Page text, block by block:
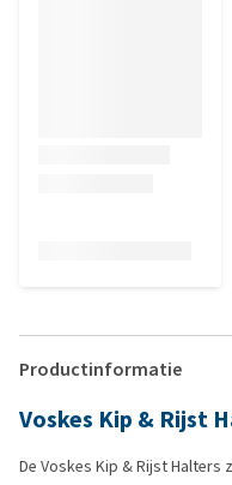
Productinformatie
Voskes Kip & Rijst
De Voskes Kip & Rijst Halters